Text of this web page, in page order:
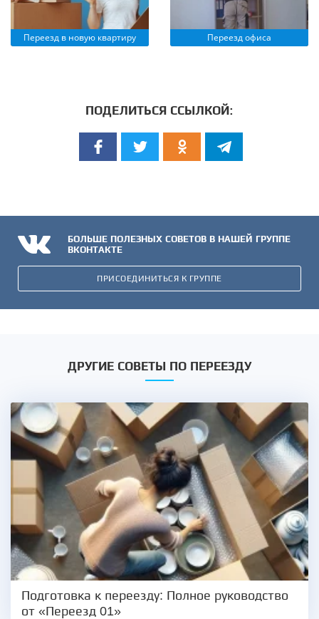
Переезд в новую квартиру Переезд офиса
ПОДЕЛИТЬСЯ ССЫЛКОЙ:
БОЛЬШЕ ПОЛЕЗНЫХ СОВЕТОВ В НАШЕЙ ГРУППЕ
ВКОНТАКТЕ
ПРИСОЕДИНИТЬСЯ К ГРУППЕ
ДРУГИЕ СОВЕТЫ ПО ПЕРЕЕЗДУ
Подготовка к переезду: Полное руководство
от «Переезд 01»